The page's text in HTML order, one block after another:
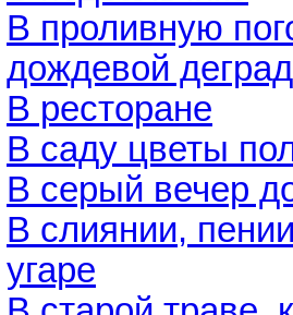
В проливную
дождевой
В ресторане
В саду цветы
В серый вечер
В слиянии,
угаре